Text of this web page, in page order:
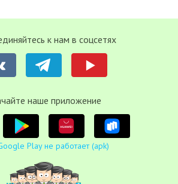
к нам в соцсетях
наше приложение
Play не работает (apk)